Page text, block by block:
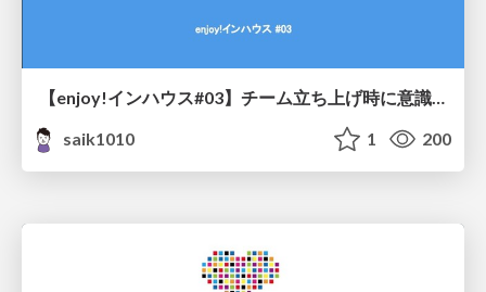
【enjoy!インハウス#03】チーム立ち上げ時に意識すべき3つのこと
saik1010
1 200